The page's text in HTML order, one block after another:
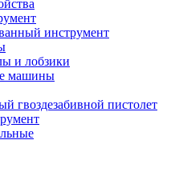
инструмент
и лобзики
машины
гвоздезабивной пистолет